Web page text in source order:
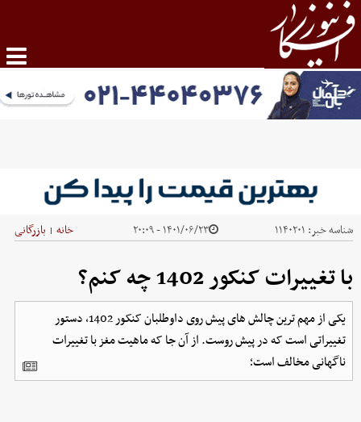
شناسه خبر: ۱۱۴۰۲۰۱ ۱۴۰۱/۰۶/۲۳ - ۲۰:۰۹ خانه | بازرگانی
با تغییرات کنکور 1402 چه کنم؟
یکی از مهم ترین چالش های پیش روی داوطلبان کنکور 1402، دستور
تغییراتی است که در پیش روست. از آن جا که ماهیت مغز با تغییرات
ناگهانی مخالف است؛